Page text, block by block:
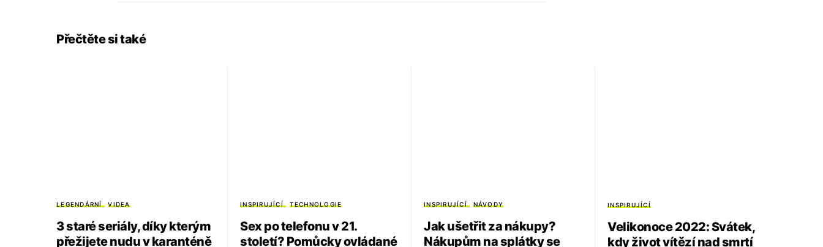
Přečtěte si také
LEGENDÁRNÍ VIDEA
3 staré seriály, díky kterým
přežijete nudu v karanténě
INSPIRUJÍCÍ TECHNOLOGIE
Sex po telefonu v 21.
století? Pomůcky ovládané
INSPIRUJÍCÍ NÁVODY
Jak ušetřit za nákupy?
Nákupům na splátky se
INSPIRUJÍCÍ
Velikonoce 2022: Svátek,
kdy život vítězí nad smrtí